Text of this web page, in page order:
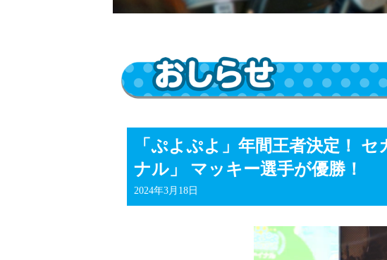
「ぷよぷよ」年間王者決定！
ナル」 マッキー選手が優勝！
2024年3月18日